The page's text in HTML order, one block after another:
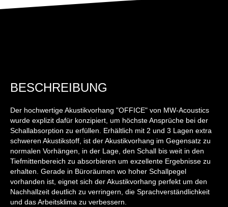
BESCHREIBUNG
Der hochwertige Akustikvorhang "OFFICE" von MW-Acoustics
wurde explizit dafür konzipiert, um höchste Ansprüche bei der
Schallabsorption zu erfüllen. Erhältlich mit 2 und 3 Lagen extra
schweren Akustikstoff, ist der Akustikvorhang im Gegensatz zu
normalen Vorhängen, in der Lage, den Schall bis weit in den
Tiefmittenbereich zu absorbieren um exzellente Ergebnisse zu
erhalten. Gerade in Büroräumen wo hoher Schallpegel
vorhanden ist, eignet sich der Akustikvorhang perfekt um den
Nachhallzeit deutlich zu verringern, die Sprachverständlichkeit
und das Arbeitsklima zu verbessern.